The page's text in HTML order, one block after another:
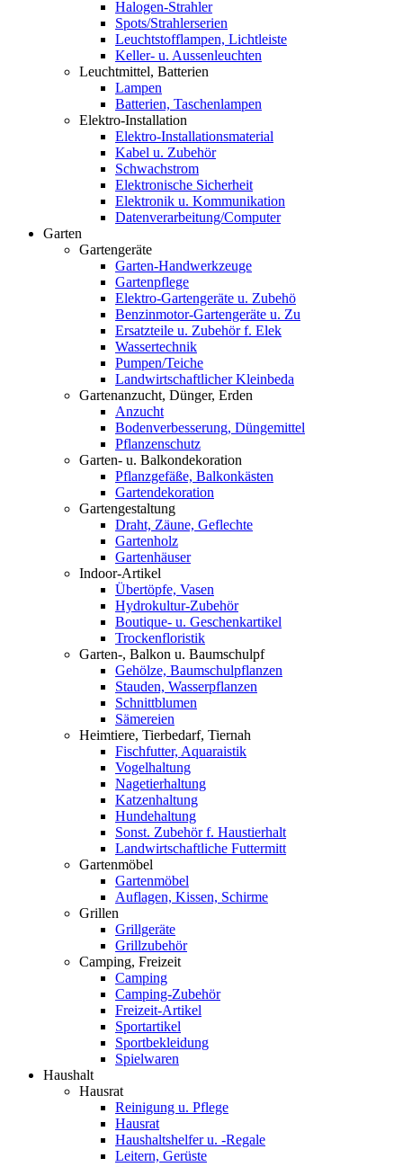
Halogen-Strahler
Spots/Strahlerserien
Leuchtstofflampen, Lichtleiste
Keller- u. Aussenleuchten
Leuchtmittel, Batterien
Lampen
Batterien, Taschenlampen
Elektro-Installation
Elektro-Installationsmaterial
Kabel u. Zubehör
Schwachstrom
Elektronische Sicherheit
Elektronik u. Kommunikation
Datenverarbeitung/Computer
Garten
Gartengeräte
Garten-Handwerkzeuge
Gartenpflege
Elektro-Gartengeräte u. Zubehö
Benzinmotor-Gartengeräte u. Zu
Ersatzteile u. Zubehör f. Elek
Wassertechnik
Pumpen/Teiche
Landwirtschaftlicher Kleinbeda
Gartenanzucht, Dünger, Erden
Anzucht
Bodenverbesserung, Düngemittel
Pflanzenschutz
Garten- u. Balkondekoration
Pflanzgefäße, Balkonkästen
Gartendekoration
Gartengestaltung
Draht, Zäune, Geflechte
Gartenholz
Gartenhäuser
Indoor-Artikel
Übertöpfe, Vasen
Hydrokultur-Zubehör
Boutique- u. Geschenkartikel
Trockenfloristik
Garten-, Balkon u. Baumschulpf
Gehölze, Baumschulpflanzen
Stauden, Wasserpflanzen
Schnittblumen
Sämereien
Heimtiere, Tierbedarf, Tiernah
Fischfutter, Aquaraistik
Vogelhaltung
Nagetierhaltung
Katzenhaltung
Hundehaltung
Sonst. Zubehör f. Haustierhalt
Landwirtschaftliche Futtermitt
Gartenmöbel
Gartenmöbel
Auflagen, Kissen, Schirme
Grillen
Grillgeräte
Grillzubehör
Camping, Freizeit
Camping
Camping-Zubehör
Freizeit-Artikel
Sportartikel
Sportbekleidung
Spielwaren
Haushalt
Hausrat
Reinigung u. Pflege
Hausrat
Haushaltshelfer u. -Regale
Leitern, Gerüste